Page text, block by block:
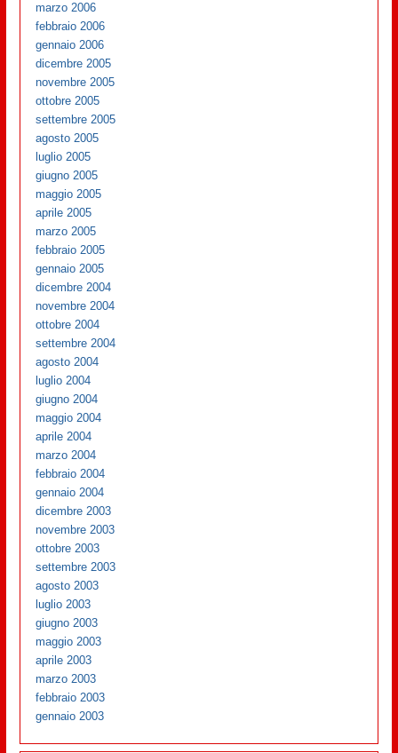
marzo 2006
febbraio 2006
gennaio 2006
dicembre 2005
novembre 2005
ottobre 2005
settembre 2005
agosto 2005
luglio 2005
giugno 2005
maggio 2005
aprile 2005
marzo 2005
febbraio 2005
gennaio 2005
dicembre 2004
novembre 2004
ottobre 2004
settembre 2004
agosto 2004
luglio 2004
giugno 2004
maggio 2004
aprile 2004
marzo 2004
febbraio 2004
gennaio 2004
dicembre 2003
novembre 2003
ottobre 2003
settembre 2003
agosto 2003
luglio 2003
giugno 2003
maggio 2003
aprile 2003
marzo 2003
febbraio 2003
gennaio 2003